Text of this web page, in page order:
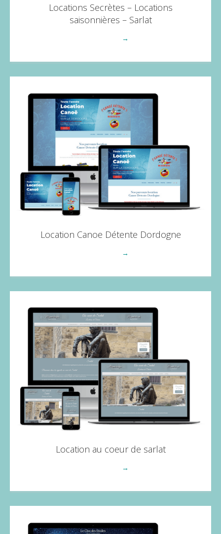
Locations Secrètes – Locations
saisonnières – Sarlat
→
Location Canoe Détente Dordogne
→
Location au coeur de sarlat
→